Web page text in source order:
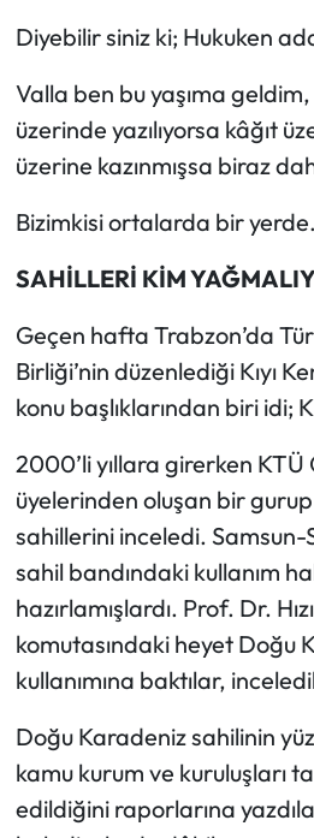
Diyebilir siniz ki; Hukuken
Valla ben bu yaşıma
üzerinde yazılıyorsa kâğıt
üzerine kazınmışsa biraz
Bizimkisi ortalarda bir
SAHİLLERİ KİM
Geçen hafta Trabzon’da
Birliği’nin düzenlediği Kıyı
konu başlıklarından biri idi;
2000’li yıllara girerken
üyelerinden oluşan bir
sahillerini inceledi. Samsun-
sahil bandındaki kullanım
hazırlamışlardı. Prof. Dr.
komutasındaki heyet Doğu
kullanımına baktılar,
Doğu Karadeniz sahilinin
kamu kurum ve kuruluşları
edildiğini raporlarına